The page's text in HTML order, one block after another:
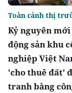
Kỷ nguyên
động sản khu
nghiệp Việt
'cho thuê đất'
tranh bằng
Toàn cảnh thị